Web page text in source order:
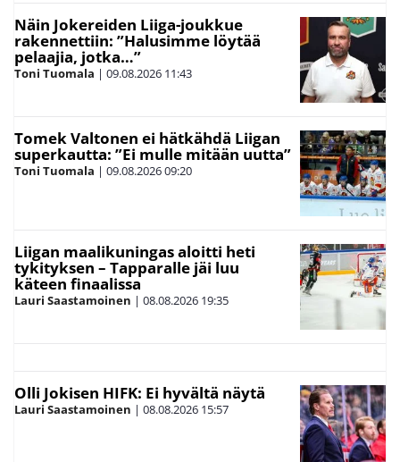
Näin Jokereiden Liiga-joukkue
rakennettiin: ”Halusimme löytää
pelaajia, jotka…”
Toni Tuomala | 09.08.2026 11:43
Tomek Valtonen ei hätkähdä Liigan
superkautta: ”Ei mulle mitään uutta”
Toni Tuomala | 09.08.202609:20
Liigan maalikuningas aloitti heti
tykityksen – Tapparalle jäi luu
käteen finaalissa
Lauri Saastamoinen | 08.08.2026 19:35
Olli Jokisen HIFK: Ei hyvältä näytä
Lauri Saastamoinen | 08.08.2026 15:57